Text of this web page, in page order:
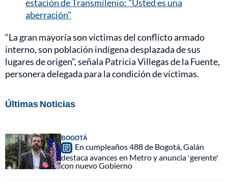
estación de Transmilenio: "Usted es una
aberración"
“La gran mayoría son víctimas del conflicto armado
interno, son población indígena desplazada de sus
lugares de origen”, señala Patricia Villegas de la Fuente,
personera delegada para la condición de víctimas.
Últimas Noticias
BOGOTÁ
En cumpleaños 488 de Bogotá, Galán
destaca avances en Metro y anuncia 'gerente'
con nuevo Gobierno